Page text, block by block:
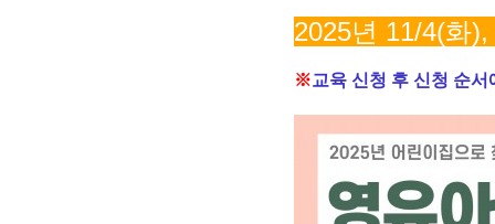
2025년 11/4(화),
※교육 신청 후 신청 순